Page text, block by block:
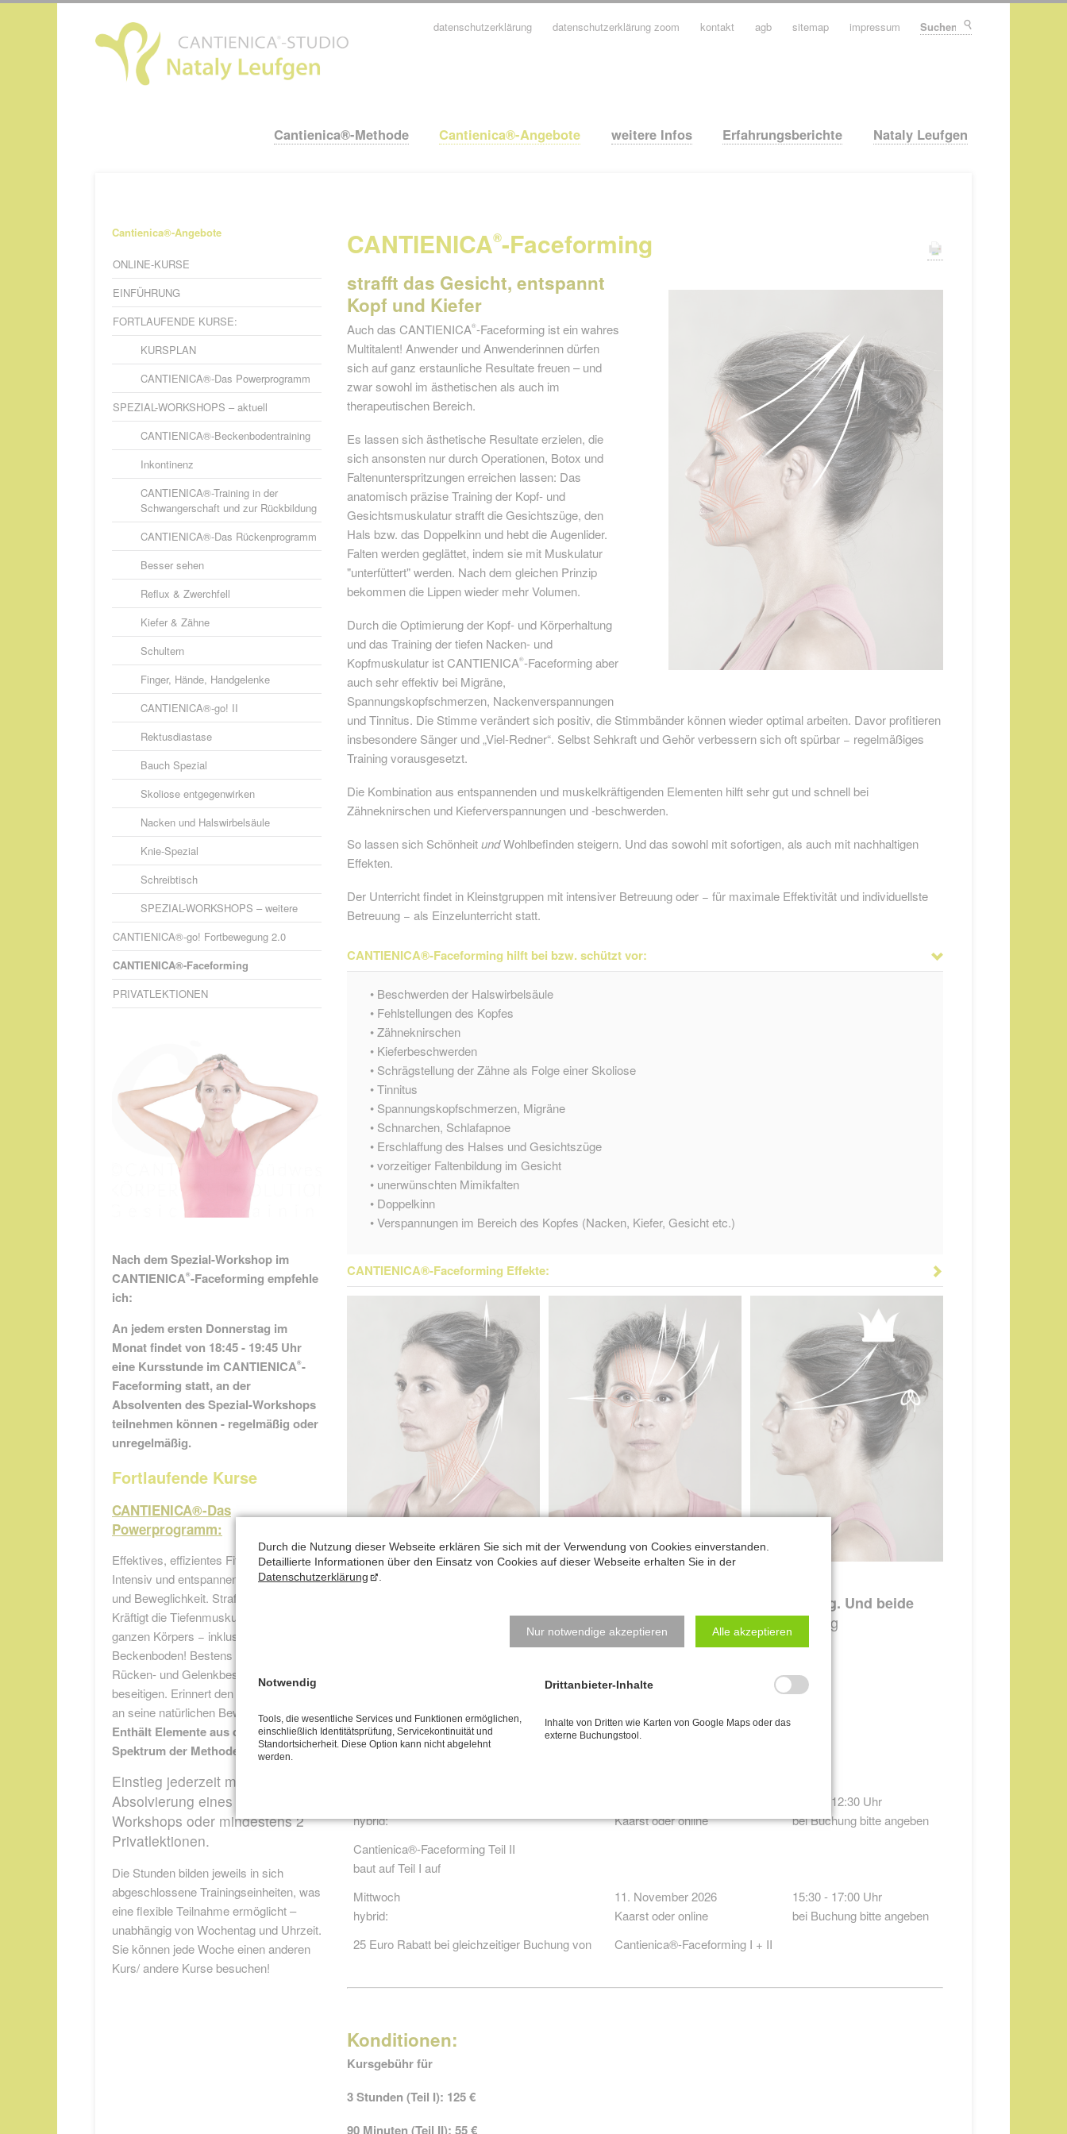
Navigation
Cantienica®-Methode Cantienica®-Angebote weitere Infos Erfahrungsberichte Nataly Leufgen
überspringen
datenschutzerklärung datenschutzerklärung zoom kontakt agb sitemap impressum
CANTIENICA®-Faceforming
strafft das Gesicht, entspannt
Kopf und Kiefer
Auch das CANTIENICA®-Faceforming ist ein wahres
Multitalent! Anwender und Anwenderinnen dürfen
sich auf ganz erstaunliche Resultate freuen – und
zwar sowohl im ästhetischen als auch im
therapeutischen Bereich.
Es lassen sich ästhetische Resultate erzielen, die
sich ansonsten nur durch Operationen, Botox und
Faltenunterspritzungen erreichen lassen: Das
anatomisch präzise Training der Kopf- und
Gesichtsmuskulatur strafft die Gesichtszüge, den
Hals bzw. das Doppelkinn und hebt die Augenlider.
Falten werden geglättet, indem sie mit Muskulatur
"unterfüttert" werden. Nach dem gleichen Prinzip
bekommen die Lippen wieder mehr Volumen.
Durch die Optimierung der Kopf- und Körperhaltung
und das Training der tiefen Nacken- und
Kopfmuskulatur ist CANTIENICA®-Faceforming aber
auch sehr effektiv bei Migräne,
Spannungskopfschmerzen, Nackenverspannungen
und Tinnitus. Die Stimme verändert sich positiv, die Stimmbänder können wieder optimal arbeiten. Davor profitieren
insbesondere Sänger und „Viel-Redner“. Selbst Sehkraft und Gehör verbessern sich oft spürbar − regelmäßiges
Training vorausgesetzt.
Die Kombination aus entspannenden und muskelkräftigenden Elementen hilft sehr gut und schnell bei
Zähneknirschen und Kieferverspannungen und -beschwerden.
So lassen sich SchönheitundWohlbefinden steigern. Und das sowohl mit sofortigen, als auch mit nachhaltigen
Effekten.
Der Unterricht findet in Kleinstgruppen mit intensiver Betreuung oder − für maximale Effektivität und individuellste
Betreuung − als Einzelunterricht statt.
CANTIENICA®-Faceforming hilft bei bzw. schützt vor:
• Beschwerden der Halswirbelsäule
• Fehlstellungen des Kopfes
• Zähneknirschen
• Kieferbeschwerden
• Schrägstellung der Zähne als Folge einer Skoliose
• Tinnitus
• Spannungskopfschmerzen, Migräne
• Schnarchen, Schlafapnoe
• Erschlaffung des Halses und Gesichtszüge
• vorzeitiger Faltenbildung im Gesicht
• unerwünschten Mimikfalten
• Doppelkinn
• Verspannungen im Bereich des Kopfes (Nacken, Kiefer, Gesicht etc.)
CANTIENICA®-Faceforming Effekte:
„Äußere und innere Haltung beeinflussen sich gegenseitig. Und beide
spiegeln sich im Gesicht!“
Benita Cantieni, Südwest Verlag
CANTIENICA -Faceforming
Kaarst oder online
hybrid:
Kaarst oder online
09:30 - 12:30 Uhr
bei Buchung bitte angeben
Cantienica®-Faceforming Teil II
baut auf Teil I auf
Mittwoch
hybrid:
11. November 2026
Kaarst oder online
15:30 - 17:00 Uhr
bei Buchung bitte angeben
25 Euro Rabatt bei gleichzeitiger Buchung von
Cantienica®-Faceforming I + II
Konditionen:
Kursgebühr für
3 Stunden (Teil I): 125 €
90 Minuten (Teil II): 55 €
Navigation
Cantienica®-Angebote
ONLINE-KURSE
EINFÜHRUNG
FORTLAUFENDE KURSE:
KURSPLAN
CANTIENICA®-Das Powerprogramm
SPEZIAL-WORKSHOPS – aktuell
CANTIENICA®-Beckenbodentraining
Inkontinenz
CANTIENICA®-Training in der
Schwangerschaft und zur Rückbildung
CANTIENICA®-Das Rückenprogramm
Besser sehen
Reflux & Zwerchfell
Kiefer & Zähne
Schultern
Finger, Hände, Handgelenke
CANTIENICA®-go! II
Rektusdiastase
Bauch Spezial
Skoliose entgegenwirken
Nacken und Halswirbelsäule
Knie-Spezial
Schreibtisch
SPEZIAL-WORKSHOPS – weitere
CANTIENICA®-go! Fortbewegung 2.0
CANTIENICA®-Faceforming
PRIVATLEKTIONEN
Nach dem Spezial-Workshop im
CANTIENICA®-Faceforming empfehle
ich:
An jedem ersten Donnerstag im
Monat findet von 18:45 - 19:45 Uhr
eine Kursstunde im CANTIENICA®-
Faceforming statt, an der
Absolventen des Spezial-Workshops
teilnehmen können - regelmäßig oder
unregelmäßig.
Fortlaufende Kurse
CANTIENICA®-Das
Powerprogramm:
Effektives, effizientes Fitnesstraining.
Intensiv und entspannend. Steigert Kraft
und Beweglichkeit. Strafft die Formen.
Kräftigt die Tiefenmuskulatur des
ganzen Körpers − inklusive
Beckenboden! Bestens geeignet, um
Rücken- und Gelenkbeschwerden zu
beseitigen. Erinnert den Körper wieder
an seine natürlichen Bewegungsmuster.
Enthält Elemente aus dem gesamten
Spektrum der Methode.
Einstieg jederzeit möglich nach
Absolvierung eines Basis-
Workshops oder mindestens 2
Privatlektionen.
Die Stunden bilden jeweils in sich
abgeschlossene Trainingseinheiten, was
eine flexible Teilnahme ermöglicht –
unabhängig von Wochentag und Uhrzeit.
Sie können jede Woche einen anderen
Kurs/ andere Kurse besuchen!
Durch die Nutzung dieser Webseite erklären Sie sich mit der Verwendung von Cookies einverstanden.
Detaillierte Informationen über den Einsatz von Cookies auf dieser Webseite erhalten Sie in der
Datenschutzerklärung
Nur notwendige akzeptieren Alle akzeptieren
Notwendig
Tools, die wesentliche Services und Funktionen ermöglichen,
einschließlich Identitätsprüfung, Servicekontinuität und
Standortsicherheit. Diese Option kann nicht abgelehnt
werden.
Drittanbieter-Inhalte
Inhalte von Dritten wie Karten von Google Maps oder das
externe Buchungstool.